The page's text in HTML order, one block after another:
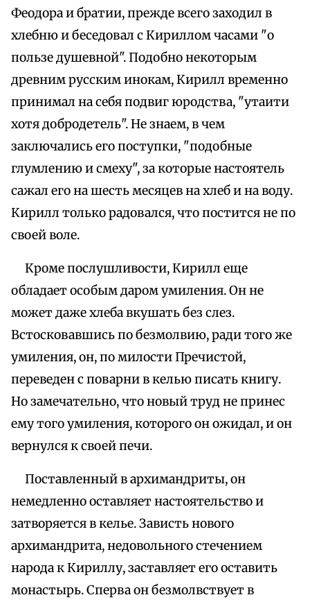
Феодора и братии, прежде всего заходил в
хлебню и беседовал с Кириллом часами "о
пользе душевной". Подобно некоторым
древним русским инокам, Кирилл временно
принимал на себя подвиг юродства, "утаити
хотя добродетель". Не знаем, в чем
заключались его поступки, "подобные
глумлению и смеху", за которые настоятель
сажал его на шесть месяцев на хлеб и на воду.
Кирилл только радовался, что постится не по
своей воле.
Кроме послушливости, Кирилл еще
обладает особым даром умиления. Он не
может даже хлеба вкушать без слез.
Встосковавшись по безмолвию, ради того же
умиления, он, по милости Пречистой,
переведен с поварни в келью писать книгу.
Но замечательно, что новый труд не принес
ему того умиления, которого он ожидал, и он
вернулся к своей печи.
Поставленный в архимандриты, он
немедленно оставляет настоятельство и
затворяется в келье. Зависть нового
архимандрита, недовольного стечением
народа к Кириллу, заставляет его оставить
монастырь. Сперва он безмолвствует в